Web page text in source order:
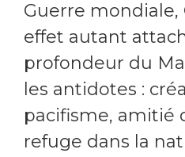
Guerre mondiale,
effet autant
profondeur du
les antidotes :
pacifisme, amitié
refuge dans la